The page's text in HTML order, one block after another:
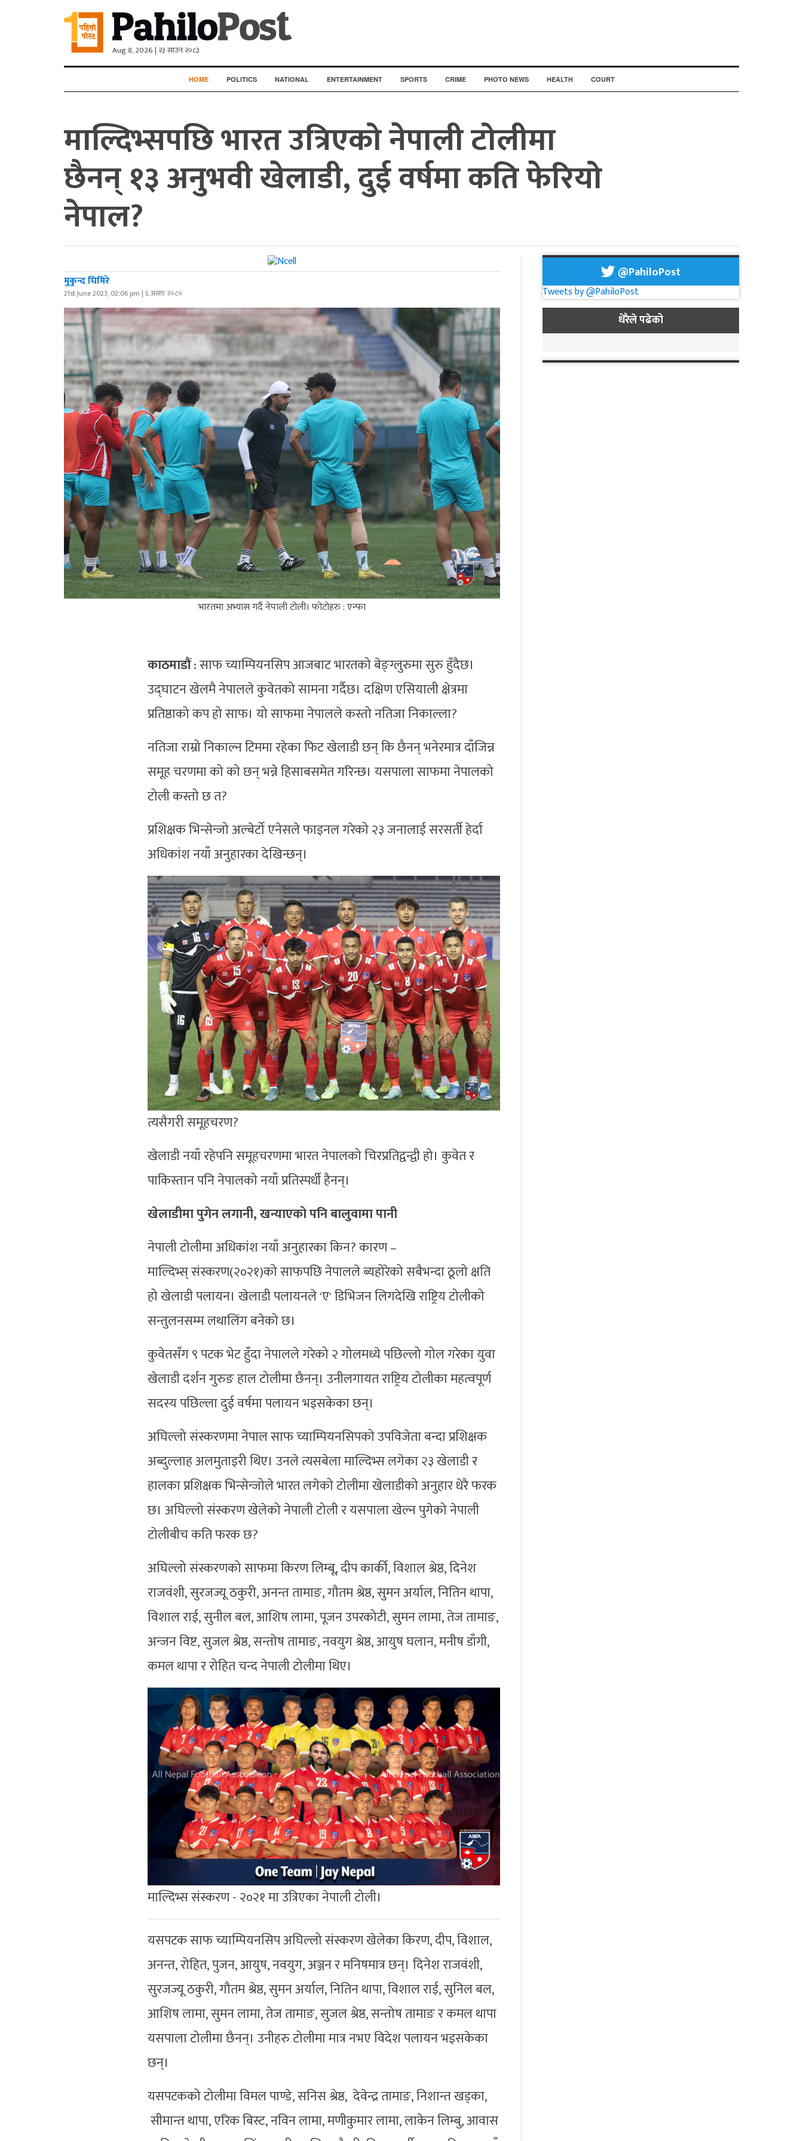
Aug 8, 2026 | २३ साउन २०८३
HOME POLITICS NATIONAL ENTERTAINMENT SPORTS CRIME PHOTO NEWS HEALTH COURT
माल्दिभ्सपछि भारत उत्रिएको नेपाली टोलीमा
छैनन् १३ अनुभवी खेलाडी, दुई वर्षमा कति फेरियो
नेपाल?
मुकुन्द घिमिरे
21st June 2023, 02:06 pm | ६ असार २०८०
भारतमा अभ्यास गर्दै नेपाली टोली। फोटोहरु : एन्फा
काठमाडौं: साफ च्याम्पियनसिप आजबाट भारतको बेङ्ग्लुरुमा सुरु हुँदैछ।
उद्घाटन खेलमै नेपालले कुवेतको सामना गर्दैछ। दक्षिण एसियाली क्षेत्रमा
प्रतिष्ठाको कप हो साफ। यो साफमा नेपालले कस्तो नतिजा निकाल्ला?
नतिजा राम्रो निकाल्न टिममा रहेका फिट खेलाडी छन् कि छैनन् भनेरमात्र दाँजिन्न
समूह चरणमा को को छन् भन्ने हिसाबसमेत गरिन्छ। यसपाला साफमा नेपालको
टोली कस्तो छ त?
प्रशिक्षक भिन्सेन्जो अल्बेर्टो एनेसले फाइनल गरेको २३ जनालाई सरसर्ती हेर्दा
अधिकांश नयाँ अनुहारका देखिन्छन्।
त्यसैगरी समूहचरण?
खेलाडी नयाँ रहेपनि समूहचरणमा भारत नेपालको चिरप्रतिद्वन्द्वी हो। कुवेत र
पाकिस्तान पनि नेपालको नयाँ प्रतिस्पर्धी हैनन्।
खेलाडीमा पुगेन लगानी, खन्याएको पनि बालुवामा पानी
नेपाली टोलीमा अधिकांश नयाँ अनुहारका किन? कारण –
माल्दिभ्स् संस्करण(२०२१)को साफपछि नेपालले ब्यहोरेको सबैभन्दा ठूलो क्षति
हो खेलाडी पलायन। खेलाडी पलायनले 'ए' डिभिजन लिगदेखि राष्ट्रिय टोलीको
सन्तुलनसम्म लथालिंग बनेको छ।
कुवेतसँग ९ पटक भेट हुँदा नेपालले गरेको २ गोलमध्ये पछिल्लो गोल गरेका युवा
खेलाडी दर्शन गुरुङ हाल टोलीमा छैनन्। उनीलगायत राष्ट्रिय टोलीका महत्वपूर्ण
सदस्य पछिल्ला दुई वर्षमा पलायन भइसकेका छन्।
अघिल्लो संस्करणमा नेपाल साफ च्याम्पियनसिपको उपविजेता बन्दा प्रशिक्षक
अब्दुल्लाह अलमुताइरी थिए। उनले त्यसबेला माल्दिभ्स लगेका २३ खेलाडी र
हालका प्रशिक्षक भिन्सेन्जोले भारत लगेको टोलीमा खेलाडीको अनुहार धेरै फरक
छ। अघिल्लो संस्करण खेलेको नेपाली टोली र यसपाला खेल्न पुगेको नेपाली
टोलीबीच कति फरक छ?
अघिल्लो संस्करणको साफमा किरण लिम्बू, दीप कार्की, विशाल श्रेष्ठ, दिनेश
राजवंशी, सुरजज्यू ठकुरी, अनन्त तामाङ, गौतम श्रेष्ठ, सुमन अर्याल, नितिन थापा,
विशाल राई, सुनील बल, आशिष लामा, पूजन उपरकोटी, सुमन लामा, तेज तामाङ,
अन्जन विष्ट, सुजल श्रेष्ठ, सन्तोष तामाङ, नवयुग श्रेष्ठ, आयुष घलान, मनीष डाँगी,
कमल थापा र रोहित चन्द नेपाली टोलीमा थिए।
माल्दिभ्स संस्करण - २०२१ मा उत्रिएका नेपाली टोली।
यसपटक साफ च्याम्पियनसिप अघिल्लो संस्करण खेलेका किरण, दीप, विशाल,
अनन्त, रोहित, पुजन, आयुष, नवयुग, अञ्जन र मनिषमात्र छन्। दिनेश राजवंशी,
सुरजज्यू ठकुरी, गौतम श्रेष्ठ, सुमन अर्याल, नितिन थापा, विशाल राई, सुनिल बल,
आशिष लामा, सुमन लामा, तेज तामाङ, सुजल श्रेष्ठ, सन्तोष तामाङ र कमल थापा
यसपाला टोलीमा छैनन्। उनीहरु टोलीमा मात्र नभए विदेश पलायन भइसकेका
छन्।
यसपटकको टोलीमा विमल पाण्डे, सनिस श्रेष्ठ, देवेन्द्र तामाङ, निशान्त खड्का,
सीमान्त थापा, एरिक बिस्ट, नविन लामा, मणीकुमार लामा, लाकेन लिम्बु, आवास
@PahiloPost
Tweets by @PahiloPost
धेरैले पढेको